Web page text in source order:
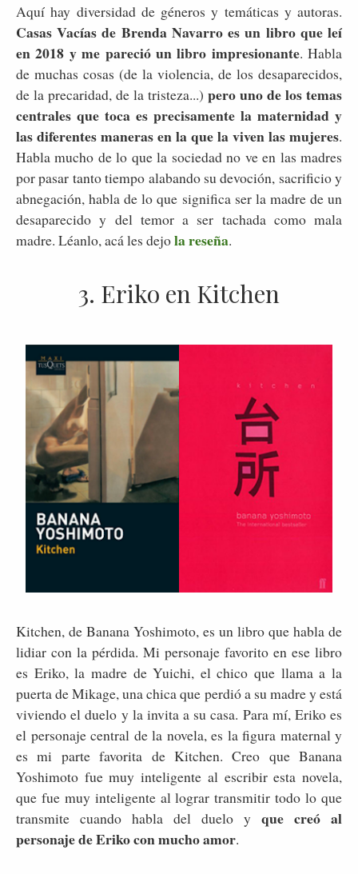
Aquí hay diversidad de géneros y temáticas y autoras.
Casas Vacías de Brenda Navarro es un libro que leí
en 2018 y me pareció un libro impresionante. Habla
de muchas cosas (de la violencia, de los desaparecidos,
de la precaridad, de la tristeza...) pero uno de los temas
centrales que toca es precisamente la maternidad y
las diferentes maneras en la que la viven las mujeres.
Habla mucho de lo que la sociedad no ve en las madres
por pasar tanto tiempo alabando su devoción, sacrificio y
abnegación, habla de lo que significa ser la madre de un
desaparecido y del temor a ser tachada como mala
madre. Léanlo, acá les dejola reseña.
3. Eriko en Kitchen
Kitchen, de Banana Yoshimoto, es un libro que habla de
lidiar con la pérdida. Mi personaje favorito en ese libro
es Eriko, la madre de Yuichi, el chico que llama a la
puerta de Mikage, una chica que perdió a su madre y está
viviendo el duelo y la invita a su casa. Para mí, Eriko es
el personaje central de la novela, es la figura maternal y
es mi parte favorita de Kitchen. Creo que Banana
Yoshimoto fue muy inteligente al escribir esta novela,
que fue muy inteligente al lograr transmitir todo lo que
transmite cuando habla del duelo y que creó al
personaje de Eriko con mucho amor.